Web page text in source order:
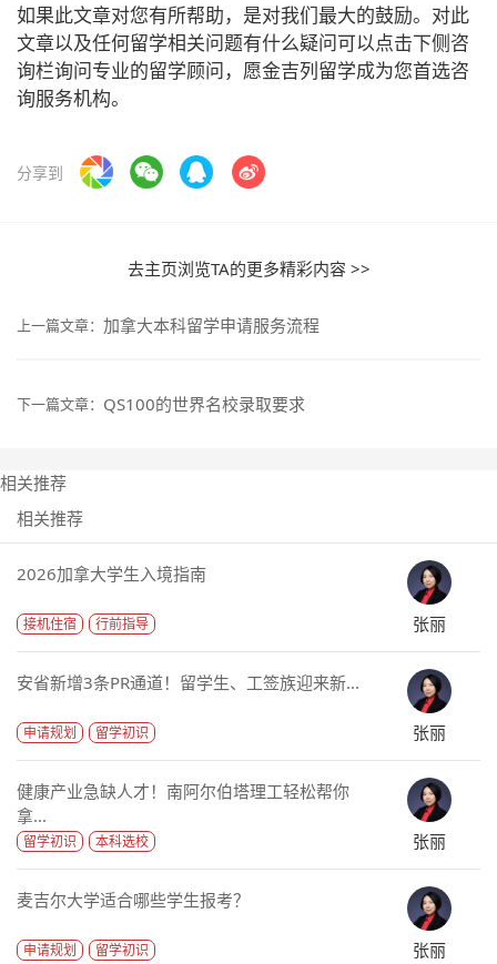
如果此文章对您有所帮助，是对我们最大的鼓励。对此
文章以及任何留学相关问题有什么疑问可以点击下侧咨
询栏询问专业的留学顾问，愿金吉列留学成为您首选咨
询服务机构。
分享到
去主页浏览TA的更多精彩内容 >>
上一篇文章： 加拿大本科留学申请服务流程
下一篇文章： QS100的世界名校录取要求
相关推荐
相关推荐
2026加拿大学生入境指南
接机住宿 行前指导 张丽
安省新增3条PR通道！留学生、工签族迎来新...
申请规划 留学初识 张丽
健康产业急缺人才！南阿尔伯塔理工轻松帮你
拿...
留学初识 本科选校 张丽
麦吉尔大学适合哪些学生报考？
申请规划 留学初识 张丽